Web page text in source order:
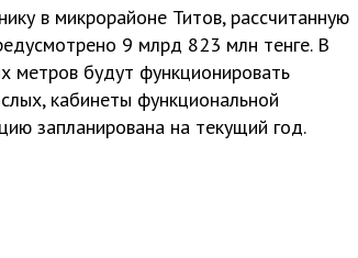
в микрорайоне Титов, рассчитанную
9 млрд 823 млн тенге. В
метров будут функционировать
кабинеты функциональной
запланирована на текущий год.